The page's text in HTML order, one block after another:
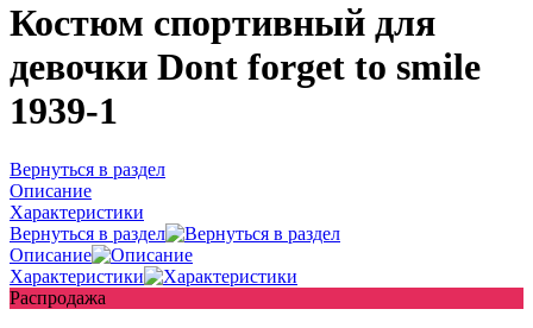
Костюм спортивный для
девочки Dont forget to smile
1939-1
Вернуться в раздел
Описание
Характеристики
Вернуться в раздел
Описание
Характеристики
Распродажа